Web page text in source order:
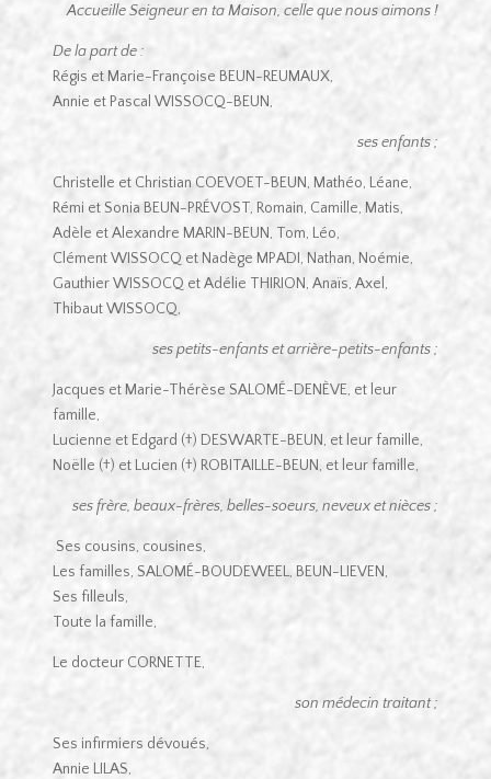
Accueille Seigneur en ta Maison, celle que nous aimons !
De la part de :
Régis et Marie-Françoise BEUN-REUMAUX,
Annie et Pascal WISSOCQ-BEUN,
ses enfants ;
Christelle et Christian COEVOET-BEUN, Mathéo, Léane,
Rémi et Sonia BEUN-PRÉVOST, Romain, Camille, Matis,
Adèle et Alexandre MARIN-BEUN, Tom, Léo,
Clément WISSOCQ et Nadège MPADI, Nathan, Noémie,
Gauthier WISSOCQ et Adélie THIRION, Anaïs, Axel,
Thibaut WISSOCQ,
ses petits-enfants et arrière-petits-enfants ;
Jacques et Marie-Thérèse SALOMÉ-DENÈVE, et leur
famille,
Lucienne et Edgard (†) DESWARTE-BEUN, et leur famille,
Noëlle (†) et Lucien (†) ROBITAILLE-BEUN, et leur famille,
ses frère, beaux-frères, belles-soeurs, neveux et nièces ;
Ses cousins, cousines,
Les familles, SALOMÉ-BOUDEWEEL, BEUN-LIEVEN,
Ses filleuls,
Toute la famille,
Le docteur CORNETTE,
son médecin traitant ;
Ses infirmiers dévoués,
Annie LILAS,